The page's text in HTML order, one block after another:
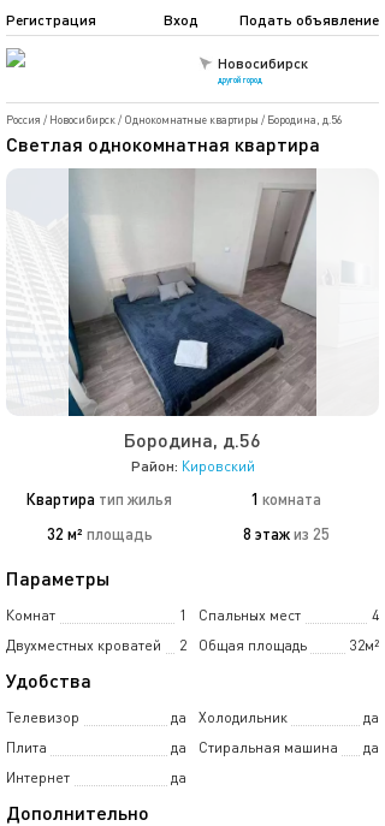
Новосибирск
другой город
Подать объявление
Регистрация Вход
Россия / Новосибирск/ Однокомнатные квартиры / Бородина, д.56
Светлая однокомнатная квартира
Бородина, д.56
Район: Кировский
Квартира тип жилья 1 комната
32 м² площадь 8 этаж из 25
Параметры
Комнат 1 Спальных мест
4
Двухместных кроватей
2 Общая площадь 32м²
Удобства
Телевизор да Холодильник
да
Плита
да Стиральная машина
да
Интернет
да
Дополнительно